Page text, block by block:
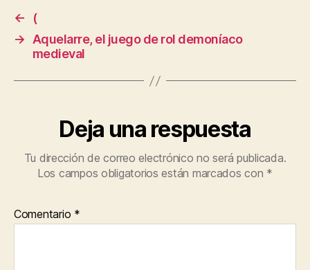
←
(
→
Aquelarre, el juego de rol demoníaco
medieval
Deja una respuesta
Tu dirección de correo electrónico no será publicada.
Los campos obligatorios están marcados con *
Comentario *